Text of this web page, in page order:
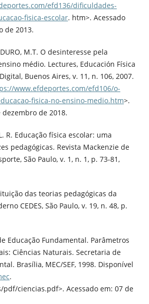
efd136/dificuldades-
fisica-escolar. htm>. Acessado
de 2013.
M.T. O desinteresse pela
médio. Lectures, Educación Física
Buenos Aires, v. 11, n. 106, 2007.
www.efdeportes.com/efd106/o-
fisica-no-ensino-medio.htm>.
dezembro de 2018.
R. Educação física escolar: uma
pedagógicas. Revista Mackenzie de
São Paulo, v. 1, n. 1, p. 73-81,
das teorias pedagógicas da
CEDES, São Paulo, v. 19, n. 48, p.
Educação Fundamental. Parâmetros
Ciências Naturais. Secretaria de
Brasília, MEC/SEF, 1998. Disponível
.
ciencias.pdf>. Acessado em: 07 de